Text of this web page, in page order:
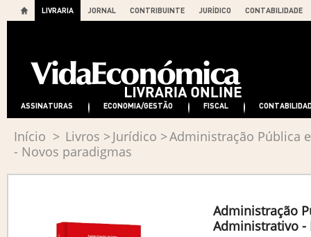
LIVRARIA JORNAL CONTRIBUINTE JURÍDICO CONTABILIDADE
ASSINATURAS ECONOMIA/GESTÃO FISCAL
Início > Livros >Jurídico >Administração Pública
- Novos paradigmas
Administração
Administrativo -